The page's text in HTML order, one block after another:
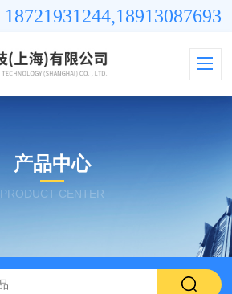
18721931244,18913087693
产品中心
PRODUCT CENTER